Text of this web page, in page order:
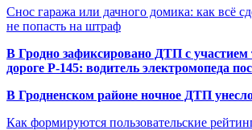
Снос гаража или дачного домика: как всё
не попасть на штраф
В Гродно зафиксировано ДТП с участием
дороге Р-145: водитель электромопеда
В Гродненском районе ночное ДТП
Как формируются пользовательские